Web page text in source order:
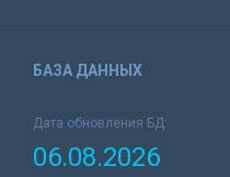
БАЗА ДАННЫХ
Дата обновления БД:
06.08.2026